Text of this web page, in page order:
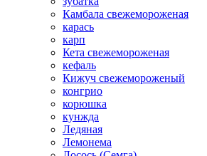
Камбала свежемороженая
карась
карп
Кета свежемороженая
кефаль
Кижуч свежемороженый
конгрио
корюшка
кунжда
Ледяная
Лемонема